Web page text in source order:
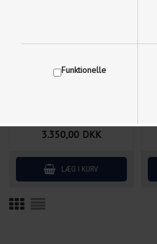
Funktionelle
Vis cookie
3.350,00 DKK